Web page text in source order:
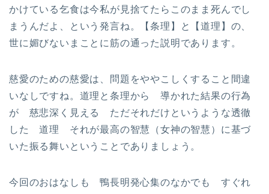
かけている乞食は今私が見捨てたらこのまま死んでし
まうんだよ、という発言ね。【条理】と【道理】の、
世に媚びないまことに筋の通った説明であります。
慈愛のための慈愛は、問題をややこしくすること間違
いなしですね。道理と条理から 導かれた結果の行為
が 慈悲深く見える ただそれだけというような透徹
した 道理 それが最高の智慧（女神の智慧）に基づ
いた振る舞いということでありましょう。
今回のおはなしも 鴨長明発心集のなかでも すぐれ